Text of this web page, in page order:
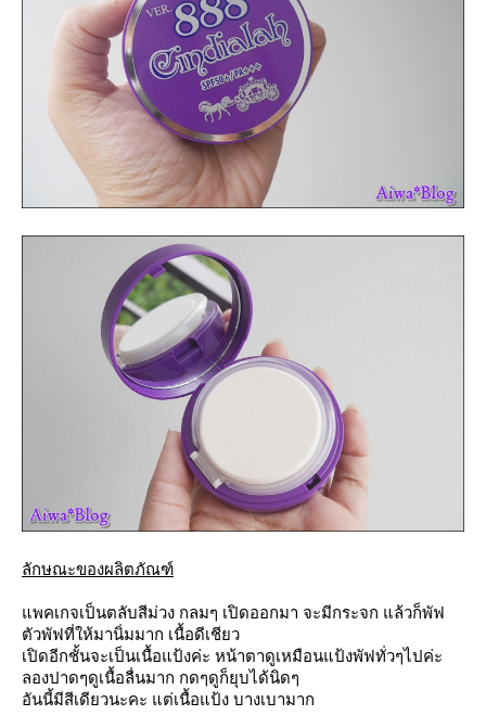
ลักษณะของผลิตภัณฑ์
พคเกจเป็นตลับสีม่วง กลมๆ เปิดออกมา จะมีกระจก แล้วก็พัฟ
ตัวพัฟที่ให้มานิ่มมาก เนื้อดีเชียว
เปิดอีกชั้นจะเป็นเนื้อแป้งค่ะ หน้าตาดูเหมือนแป้งพัฟทั่วๆไปค่ะ
ลองปาดๆดูเนื้อลื่นมาก กดๆดูก็ยุบได้นิดๆ
อันนี้มีสีเดียวนะคะ แต่เนื้อแป้ง บางเบามาก